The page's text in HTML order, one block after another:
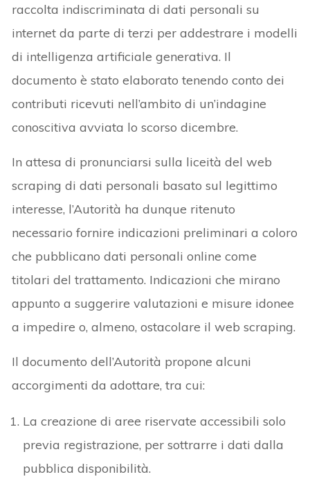
raccolta indiscriminata di dati personali su
internet da parte di terzi per addestrare i modelli
di intelligenza artificiale generativa. Il
documento è stato elaborato tenendo conto dei
contributi ricevuti nell’ambito di un’indagine
conoscitiva avviata lo scorso dicembre.
In attesa di pronunciarsi sulla liceità del web
scraping di dati personali basato sul legittimo
interesse, l’Autorità ha dunque ritenuto
necessario fornire indicazioni preliminari a coloro
che pubblicano dati personali online come
titolari del trattamento. Indicazioni che mirano
appunto a suggerire valutazioni e misure idonee
a impedire o, almeno, ostacolare il web scraping.
Il documento dell’Autorità propone alcuni
accorgimenti da adottare, tra cui:
La creazione di aree riservate accessibili solo
previa registrazione, per sottrarre i dati dalla
pubblica disponibilità.